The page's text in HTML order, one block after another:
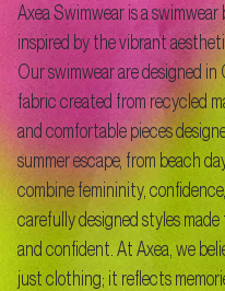
Axea Swimwear is a
inspired by the vibrant
Our swimwear are designed
fabric created from recycled
and comfortable pieces
summer escape, from beach
combine femininity,
carefully designed styles
and confident. At Axea, we
just clothing; it reflects